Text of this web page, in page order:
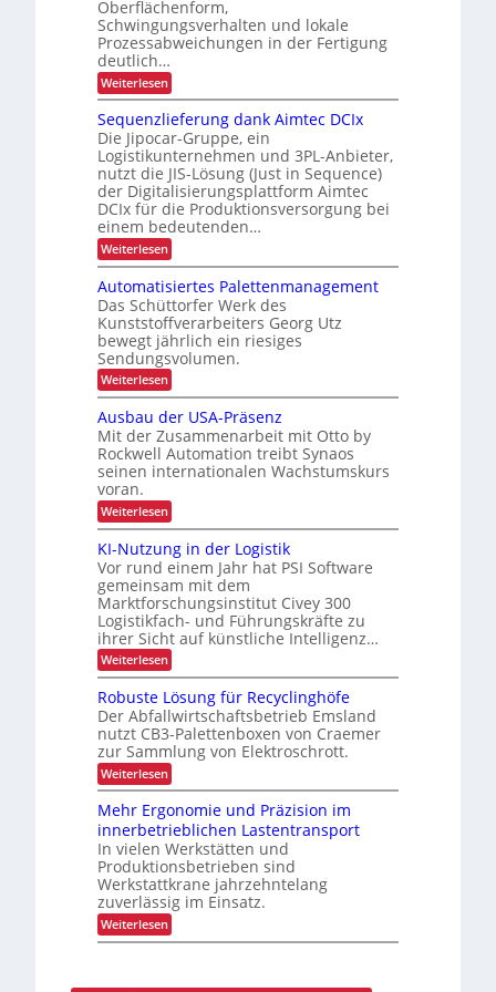
j
e
k
t
i
o
n
r
h
l
t
l
i
c
h
u
r
z
f
r
i
s
t
i
g
e
E
i
n
s
ä
t
z
e
g
d
e
r
L
o
g
i
s
t
i
k
k
a
p
a
z
i
t
t
e
n
e
f
a
h
r
:
A
u
s
g
e
d
i
e
n
t
e
E
-
Z
i
g
a
r
e
t
e
n
Oberflächenform,
Schwingungsverhalten und lokale
Prozessabweichungen in der Fertigung
deutlich…
Weiterlesen:
S
c
h
n
e
l
l
e
r
e
P
r
o
z
e
s
s
r
ü
c
m
e
l
d
n
g
Sequenzlieferung dank Aimtec DCIx
Die Jipocar-Gruppe, ein
Logistikunternehmen und 3PL-Anbieter,
nutzt die JIS-Lösung (Just in Sequence)
der Digitalisierungsplattform Aimtec
DCIx für die Produktionsversorgung bei
einem bedeutenden…
Weiterlesen:
S
e
q
u
e
n
z
l
i
e
f
e
r
u
n
d
a
n
k
A
i
m
t
e
c
D
C
I
x
Automatisiertes Palettenmanagement
Das Schüttorfer Werk des
Kunststoffverarbeiters Georg Utz
bewegt jährlich ein riesiges
Sendungsvolumen.
Weiterlesen:
A
t
o
m
a
i
s
i
e
r
t
e
s
P
a
l
e
t
e
n
m
a
n
a
g
e
m
e
n
t
Ausbau der USA-Präsenz
Mit der Zusammenarbeit mit Otto by
Rockwell Automation treibt Synaos
seinen internationalen Wachstumskurs
voran.
Weiterlesen:
A
s
b
a
u
d
e
r
U
S
A
-
P
r
ä
s
e
n
z
KI-Nutzung in der Logistik
Vor rund einem Jahr hat PSI Software
gemeinsam mit dem
Marktforschungsinstitut Civey 300
Logistikfach- und Führungskräfte zu
ihrer Sicht auf künstliche Intelligenz…
Weiterlesen:
K
-
N
u
t
z
u
g
i
n
d
e
r
L
o
g
t
Robuste Lösung für Recyclinghöfe
Der Abfallwirtschaftsbetrieb Emsland
nutzt CB3-Palettenboxen von Craemer
zur Sammlung von Elektroschrott.
Weiterlesen:
R
b
u
s
t
e
L
ö
s
u
Mehr Ergonomie und Präzision im
innerbetrieblichen Lastentransport
In vielen Werkstätten und
Produktionsbetrieben sind
Werkstattkrane jahrzehntelang
zuverlässig im Einsatz.
Weiterlesen:
M
r